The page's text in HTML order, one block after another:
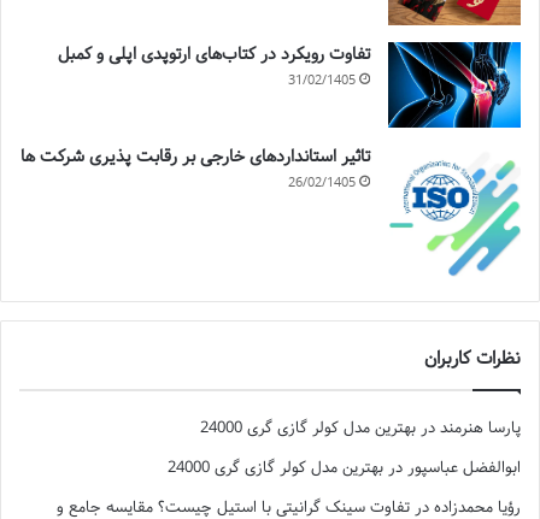
تفاوت رویکرد در کتاب‌های ارتوپدی اپلی و کمبل
31/02/1405
تاثیر استانداردهای خارجی بر رقابت پذیری شرکت ها
26/02/1405
نظرات کاربران
پارسا هنرمند در بهترین مدل کولر گازی گری 24000
ابوالفضل عباسپور در بهترین مدل کولر گازی گری 24000
رؤیا محمدزاده در تفاوت سینک گرانیتی با استیل چیست؟ مقایسه جامع و